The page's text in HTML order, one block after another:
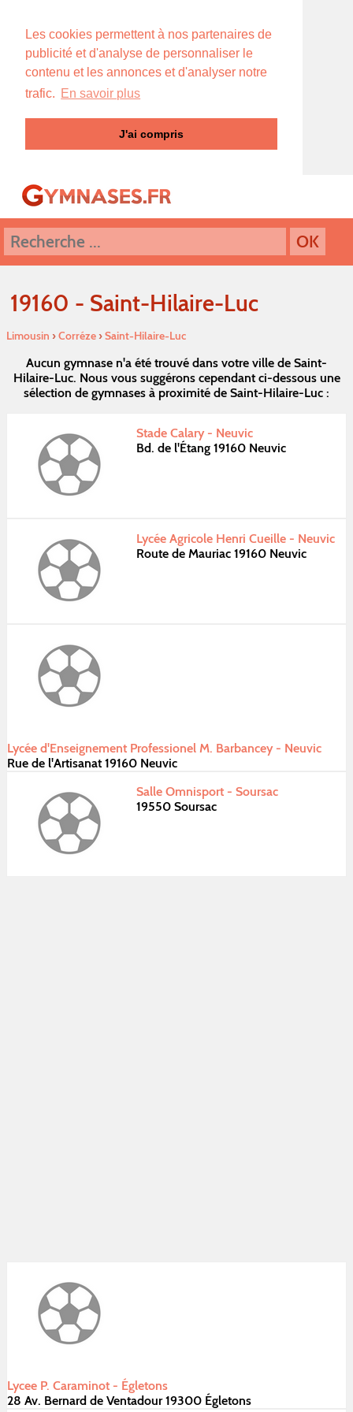
Les cookies permettent à nos partenaires de
publicité et d'analyse de personnaliser le
contenu et les annonces et d'analyser notre
trafic. En savoir plus
J'ai compris
19160 - Saint-Hilaire-Luc
Limousin ›Corréze›Saint-Hilaire-Luc
Aucun gymnase n'a été trouvé dans votre ville de Saint-
Hilaire-Luc. Nous vous suggérons cependant ci-dessous une
sélection de gymnases à proximité de Saint-Hilaire-Luc :
Stade Calary - Neuvic
Bd. de l'Étang 19160 Neuvic
Lycée Agricole Henri Cueille - Neuvic
Route de Mauriac 19160 Neuvic
Lycée d'Enseignement Professionel M. Barbancey - Neuvic
Rue de l'Artisanat 19160 Neuvic
Salle Omnisport - Soursac
19550 Soursac
Lycee P. Caraminot - Égletons
28 Av. Bernard de Ventadour 19300 Égletons